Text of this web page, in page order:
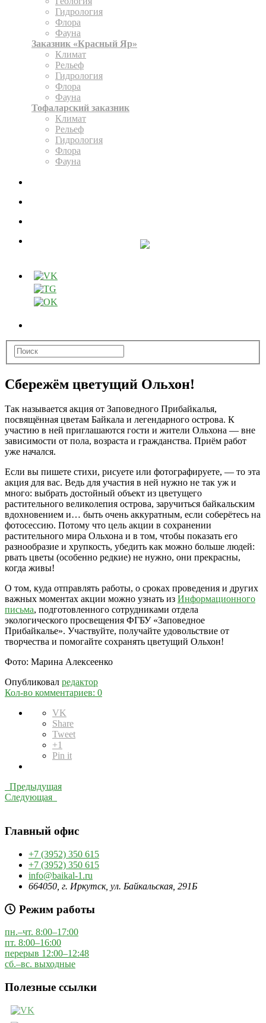
Гидрология
Флора
Фауна
Заказник «Красный Яр»
Климат
Рельеф
Гидрология
Флора
Фауна
Тофаларский заказник
Климат
Рельеф
Гидрология
Флора
Фауна
Сбережём цветущий Ольхон!
Так называется акция от Заповедного Прибайкалья,
посвящённая цветам Байкала и легендарного острова. К
участию в ней приглашаются гости и жители Ольхона — вне
зависимости от пола, возраста и гражданства. Приём работ
уже начался.
Если вы пишете стихи, рисуете или фотографируете, — то эта
акция для вас. Ведь для участия в ней нужно не так уж и
много: выбрать достойный объект из цветущего
растительного великолепия острова, заручиться байкальским
вдохновением и… быть очень аккуратным, если соберётесь на
фотосессию. Потому что цель акции в сохранении
растительного мира Ольхона и в том, чтобы показать его
разнообразие и хрупкость, убедить как можно больше людей:
рвать цветы (особенно редкие) не нужно, они прекрасны,
когда живы!
О том, куда отправлять работы, о сроках проведения и других
важных моментах акции можно узнать из Информационного
письма, подготовленного сотрудниками отдела
экологического просвещения ФГБУ «Заповедное
Прибайкалье». Участвуйте, получайте удовольствие от
творчества и помогайте сохранять цветущий Ольхон!
Фото: Марина Алексеенко
Опубликовал редактор
Кол-во комментариев: 0
VK
Share
Tweet
+1
Pin it
Предыдущая
Следующая
Главный офис
+7 (3952) 350 615
+7 (3952) 350 615
info@baikal-1.ru
664050, г. Иркутск, ул. Байкальская, 291Б
Режим работы
пн.–чт. 8:00–17:00
пт. 8:00–16:00
перерыв 12:00–12:48
сб.–вс. выходные
Полезные ссылки